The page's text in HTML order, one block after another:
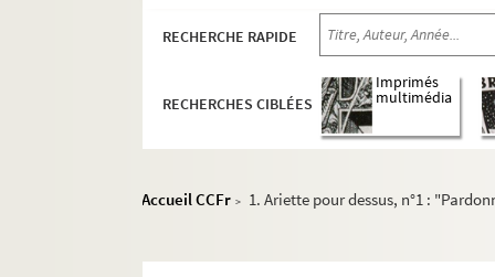
RECHERCHE RAPIDE
RECHERCHES CIBLÉES
Imprimés
multimédia
Accueil CCFr > 1. Ariette pour dessus, n°1 :
RES LAFFONT 2. Adolphe
RES LAFFONT 3. Domenico
Nicolas Dalayrac
RES LAFFONT 6. Nicolas